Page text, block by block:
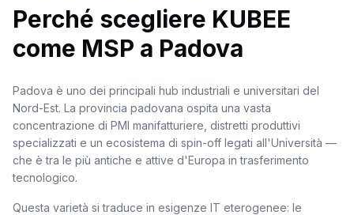
Perché scegliere KUBEE
come MSP a Padova
Padova è uno dei principali hub industriali e universitari del
Nord-Est. La provincia padovana ospita una vasta
concentrazione di PMI manifatturiere, distretti produttivi
specializzati e un ecosistema di spin-off legati all'Università —
che è tra le più antiche e attive d'Europa in trasferimento
tecnologico.
Questa varietà si traduce in esigenze IT eterogenee: le